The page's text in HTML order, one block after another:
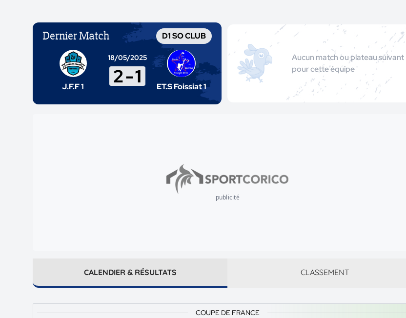
Dernier Match D1 SO CLUB
J.F.F 1
18/05/2025
2-1 ET.S Foissiat 1
Aucun match ou plateau suivant
pour cette équipe
publicité
CALENDIER & RÉSULTATS CLASSEMENT
COUPE DE FRANCE